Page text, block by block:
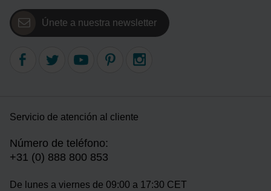
Únete a nuestra newsletter
Servicio de atención al cliente
Número de teléfono:
+31 (0) 888 800 853
De lunes a viernes de 09:00 a 17:30 CET